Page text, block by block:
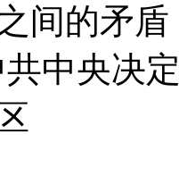
间的矛盾
共中央
济